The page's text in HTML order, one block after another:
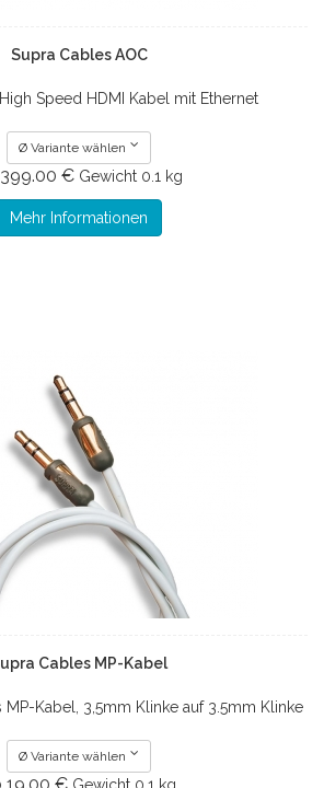
Supra Cables AOC
Speed HDMI Kabel mit Ethernet
Ø Variante wählen
€ Gewicht 0.1 kg
Mehr Informationen
Cables MP-Kabel
MP-Kabel, 3,5mm Klinke auf 3.5mm Klinke
Ø Variante wählen